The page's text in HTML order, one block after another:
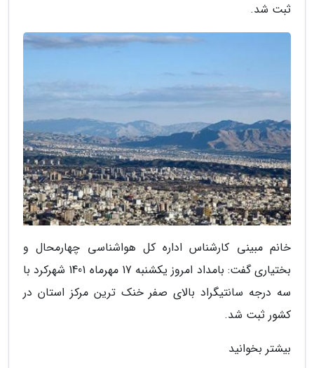
ثبت شد.
خانم مبینی کارشناس اداره کل هواشناسی چهارمحال و
بختیاری گفت: بامداد امروز یکشنبه 17 مهرماه 1401 شهرکرد با
سه درجه سانتیگراد بالای صفر خنک ترین مرکز استان در
کشور ثبت شد.
بیشتر بخوانید